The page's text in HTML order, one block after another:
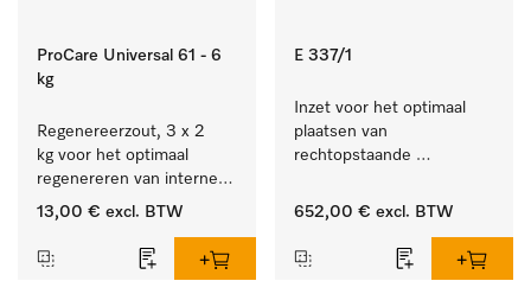
ProCare Universal 61 - 6
kg
Regenereerzout, 3 x 2
kg voor het optimaal
regenereren van interne
waterontharders.
13,00 € excl. BTW
E 337/1
Inzet voor het optimaal
plaatsen van
rechtopstaande
652,00 € excl. BTW